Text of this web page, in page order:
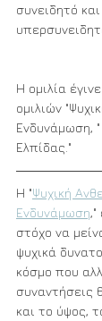
συνειδητό
Η ομιλία
ομιλιών
Ενδυνάμωση,
Ελπίδας."
Η "Ψυχική
Ενδυνάμωση,"
στόχο να
ψυχικά
κόσμο που
συναντήσεις
και το ύψος,